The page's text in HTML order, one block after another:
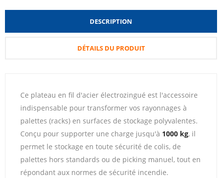
DESCRIPTION
DÉTAILS DU PRODUIT
Ce plateau en fil d'acier électrozingué est l'accessoire
indispensable pour transformer vos rayonnages à
palettes (racks) en surfaces de stockage polyvalentes.
Conçu pour supporter une charge jusqu'à 1000 kg, il
permet le stockage en toute sécurité de colis, de
palettes hors standards ou de picking manuel, tout en
répondant aux normes de sécurité incendie.